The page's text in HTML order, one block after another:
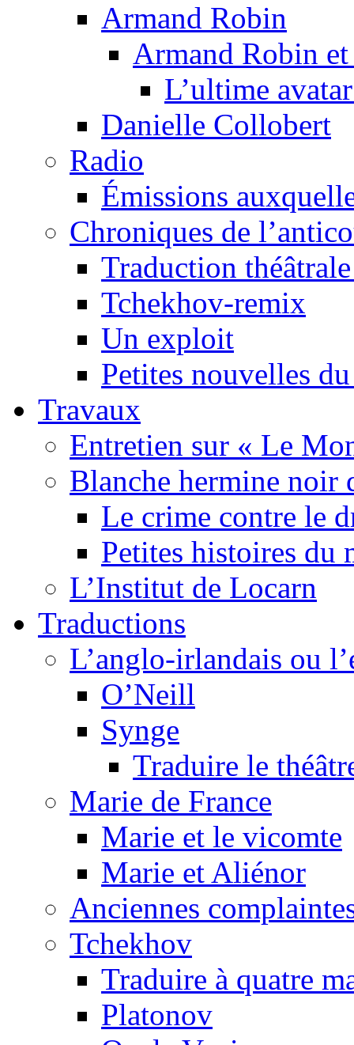
Armand Robin
Armand Robin
L’ultime
Danielle Collobert
Radio
Émissions
Chroniques de
Traduction
Tchekhov-remix
Un exploit
Petites nouvelles
Travaux
Entretien sur « Le
Blanche hermine noir
Le crime contre le
Petites histoires du
L’Institut de Locarn
Traductions
L’anglo-irlandais ou
O’Neill
Synge
Traduire le
Marie de France
Marie et le vicomte
Marie et Aliénor
Anciennes
Tchekhov
Traduire à quatre
Platonov